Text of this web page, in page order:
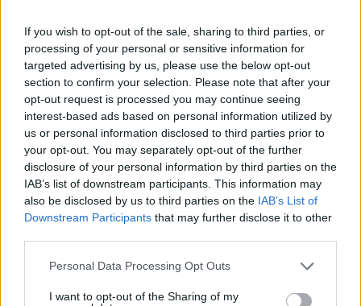
If you wish to opt-out of the sale, sharing to third parties, or
processing of your personal or sensitive information for
targeted advertising by us, please use the below opt-out
section to confirm your selection. Please note that after your
opt-out request is processed you may continue seeing
interest-based ads based on personal information utilized by
us or personal information disclosed to third parties prior to
your opt-out. You may separately opt-out of the further
disclosure of your personal information by third parties on the
IAB’s list of downstream participants. This information may
also be disclosed by us to third parties on the IAB’s List of
Downstream Participants that may further disclose it to other
Please note that this website/app uses one or more Google
not limited to your visit or usage behaviour. You may click to
Personal Data Processing Opt Outs
I want to opt-out of the Sharing of my
«πόθεν έσχες» θα μπορούσε να αποτελέσει
βασικό εργαλείο για τον εντοπισμό
αδικαιολόγητου πλουτισμού εφόσον οι έλεγχοι
γίνονται σε βάθος και όχι τυπικά.
«Η κατάσταση δεν μαζεύεται αλλιώς»,
καταλήγει. «Πρέπει να συνεχιστούν οι έλεγχοι
από τις Αρχές και να υπάρξουν
παραδειγματικές τιμωρίες ώστε να υπάρχει
τουλάχιστον ο φόβος της λογοδοσίας. Αν δεν
Τι αλλάζει από το 2027